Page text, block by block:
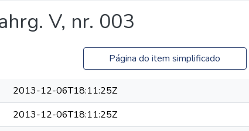
V, nr. 003
Página do item simplificado
2013-12-06T18:11:25Z
2013-12-06T18:11:25Z